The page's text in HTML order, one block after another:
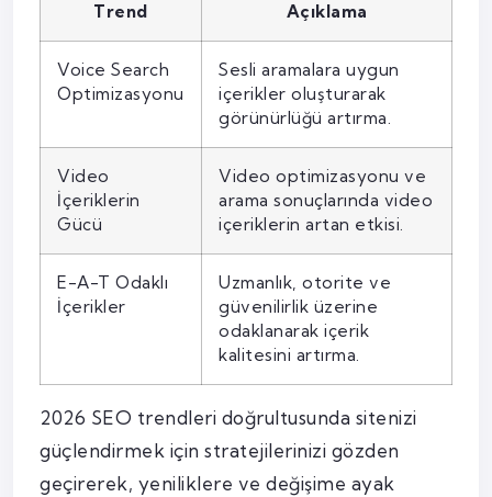
Trend Açıklama
Voice Search
Optimizasyonu
Sesli aramalara uygun
içerikler oluşturarak
görünürlüğü artırma.
Video
İçeriklerin
Gücü
Video optimizasyonu ve
arama sonuçlarında video
içeriklerin artan etkisi.
E-A-T Odaklı
İçerikler
Uzmanlık, otorite ve
güvenilirlik üzerine
odaklanarak içerik
kalitesini artırma.
2026 SEO trendleri doğrultusunda sitenizi
güçlendirmek için stratejilerinizi gözden
geçirerek, yeniliklere ve değişime ayak